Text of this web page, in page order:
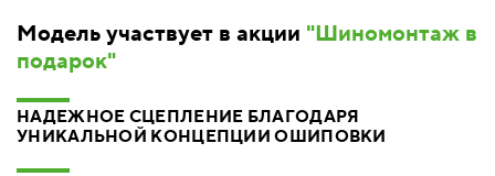
Модель участвует в акции "Шиномонтаж в
подарок"
НАДЕЖНОЕ СЦЕПЛЕНИЕ БЛАГОДАРЯ
УНИКАЛЬНОЙ КОНЦЕПЦИИ ОШИПОВКИ